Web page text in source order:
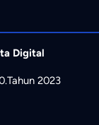
Digital
2023